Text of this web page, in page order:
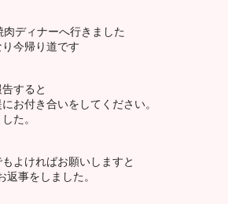
肉ディナーへ行きました
今帰り道です
すると
お付き合いをしてください。
た。
よければお願いしますと
返事をしました。